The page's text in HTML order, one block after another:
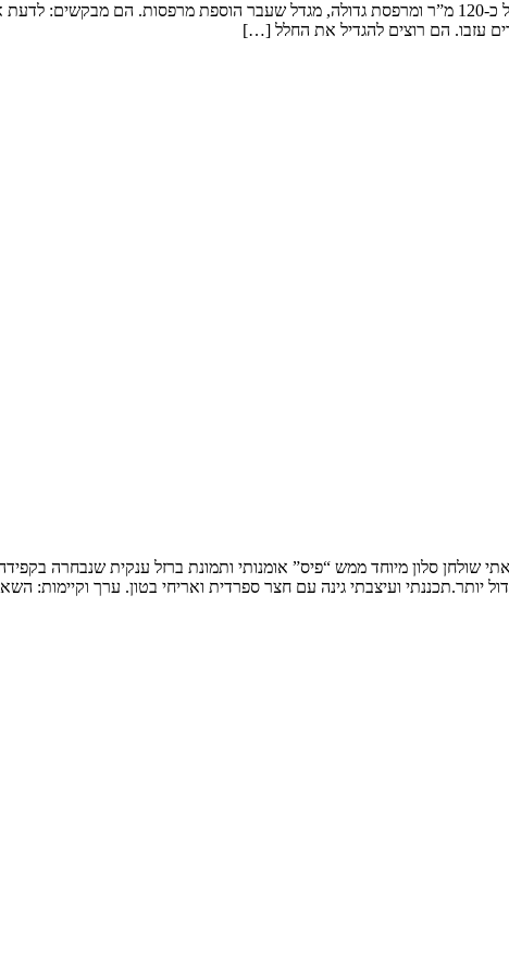
שיפוץ דירה במגדל המשפחה: זוג שמטפל בנכדים ומארח משפחה ענפה. שטח הדירה: דירה שלמה של כ-120 מ”ר ומרפסת גדולה, מגדל
עזבו. הם רוצים להגדיל את החלל […]
סלון מיוחד ממש “פיס” אומנותי ותמונת ברזל ענקית שנבחרה
יותר.תכננתי ועיצבתי גינה עם חצר ספרדית ואריחי בטון. ערך וקיימות: